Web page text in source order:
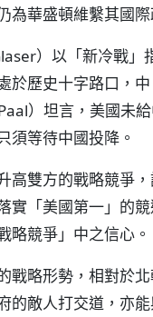
為華盛頓維繫其國
）以「新冷戰
於歷史十字路口，
）坦言，美國未
須等待中國投降。
高雙方的戰略競爭
實「美國第一」的
略競爭」中之信心。
戰略形勢，相對於
的敵人打交道，亦